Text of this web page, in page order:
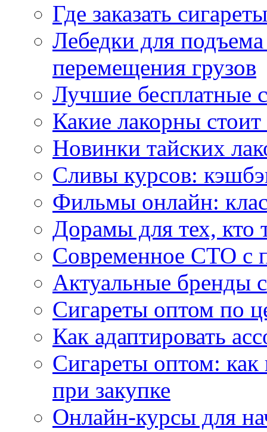
Где заказать
Лебедки для
перемещения грузов
Лучшие бесплатные
Какие лакорны стоит
Новинки тайских
Сливы курсов:
Фильмы онлайн:
Дорамы для тех, кто
Современное СТО с
Актуальные бренды
Сигареты оптом по
Как адаптировать
Сигареты оптом:
при закупке
Онлайн-курсы для